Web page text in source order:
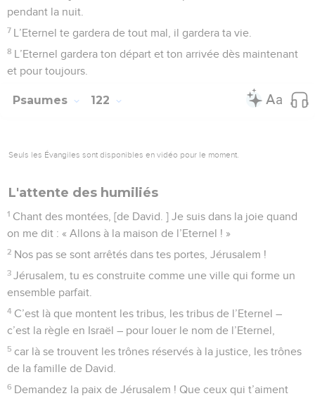
pendant la nuit.
7 L’Eternel te gardera de tout mal, il gardera ta vie.
8 L’Eternel gardera ton départ et ton arrivée dès maintenant
et pour toujours.
Psaumes 122
Seuls les Évangiles sont disponibles en vidéo pour le moment.
L'attente des humiliés
1 Chant des montées, [de David. ] Je suis dans la joie quand
on me dit : « Allons à la maison de l’Eternel ! »
2 Nos pas se sont arrêtés dans tes portes, Jérusalem !
3 Jérusalem, tu es construite comme une ville qui forme un
ensemble parfait.
4 C’est là que montent les tribus, les tribus de l’Eternel –
c’est la règle en Israël – pour louer le nom de l’Eternel,
5 car là se trouvent les trônes réservés à la justice, les trônes
de la famille de David.
6 Demandez la paix de Jérusalem ! Que ceux qui t’aiment